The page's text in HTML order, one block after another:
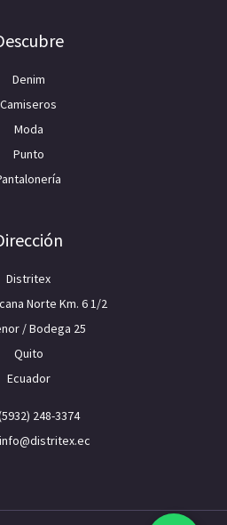
Denim
Camiseros
Moda
Punto
Distritex
Norte Km. 6 1/2
/ Bodega 25
Quito
Ecuador
248-3374